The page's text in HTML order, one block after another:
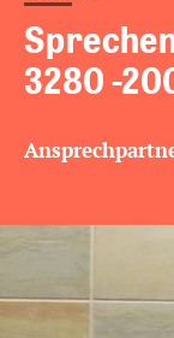
3280 -